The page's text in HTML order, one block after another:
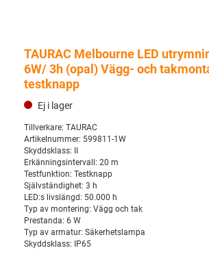
TAURAC Melbourne LED
6W/ 3h (opal) Vägg- och
testknapp
Ej i lager
Tillverkare: TAURAC
Artikelnummer: 599811-1W
Skyddsklass:
Erkänningsintervall: 20 m
Testfunktion: Testknapp
Självständighet: 3 h
LED:s livslängd: 50.000 h
Typ av montering: Vägg och tak
Prestanda: 6 W
Typ av armatur: Säkerhetslampa
Skyddsklass:
IP65